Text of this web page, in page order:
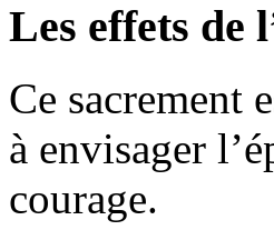
Les effets de
Ce sacrement
à envisager
courage.